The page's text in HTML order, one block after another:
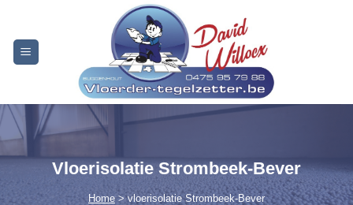
content
Vloerisolatie Strombeek-Bever
Home> vloerisolatie Strombeek-Bever